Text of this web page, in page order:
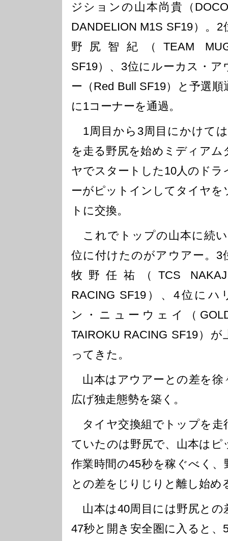
ジションの山本尚貴（
DANDELION M1S SF19）。2
野尻智紀（TEAM
SF19）、3位にルーカス・ア
ー（Red Bull SF19）と予選順
に1コーナーを通過。
1周目から3周目にかけて
を走る野尻を始めミディアム
ヤでスタートした10人のドラ
ーがピットインしてタイヤを
トに交換。
これでトップの山本に続
位に付けたのがアウアー。3
牧野任祐（TCS
RACING SF19）、4位にハ
ン・ニューウェイ（
TAIROKU RACING SF19）が
ってきた。
山本はアウアーとの差を徐
広げ独走態勢を築く。
タイヤ交換組でトップを走
ていたのは野尻で、山本はピ
作業時間の45秒を稼ぐべく、
との差をじりじりと離し始め
山本は40周目には野尻との
47秒と開き安全圏に入ると、